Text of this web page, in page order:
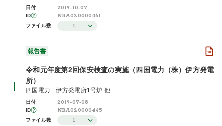
2017年度 / 平成29年度
(4)
日付 2019-10-07
ID NRA020000461
ファイル数 1
報告書
令和元年度第2回保安検査の実施（四国電力（株）伊方発電
所）
四国電力 伊方発電所1号炉 他
日付 2019-07-08
ID NRA020000445
ファイル数 1